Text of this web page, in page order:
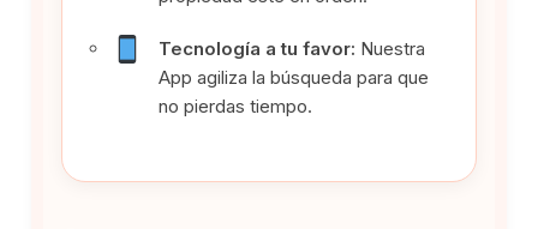
Tecnología a tu favor: Nuestra
App agiliza la búsqueda para que
no pierdas tiempo.